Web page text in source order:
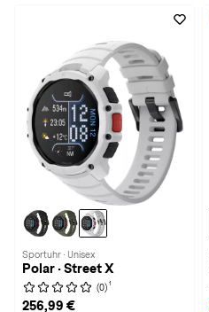
Sportuhr · Unisex
Polar · Street X
(0) 1
256,99 €